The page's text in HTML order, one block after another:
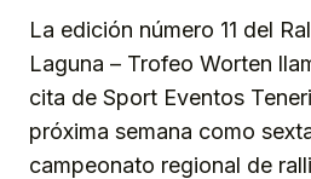
La edición número 11 del
Laguna – Trofeo Worten
cita de Sport Eventos
próxima semana como
campeonato regional de